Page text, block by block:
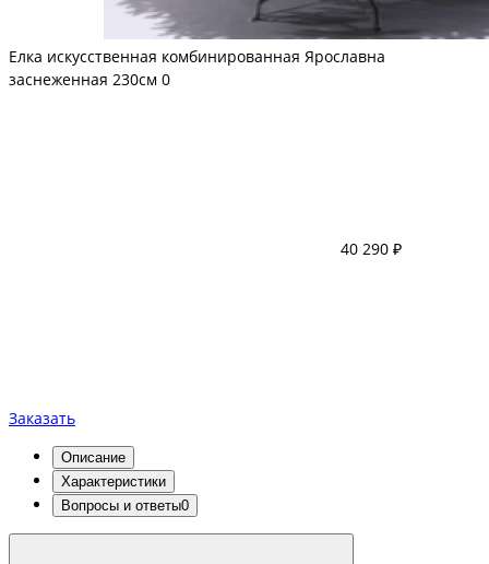
Елка искусственная комбинированная Ярославна
заснеженная 230см 0
40 290 ₽
Заказать
Описание
Характеристики
Вопросы и ответы0